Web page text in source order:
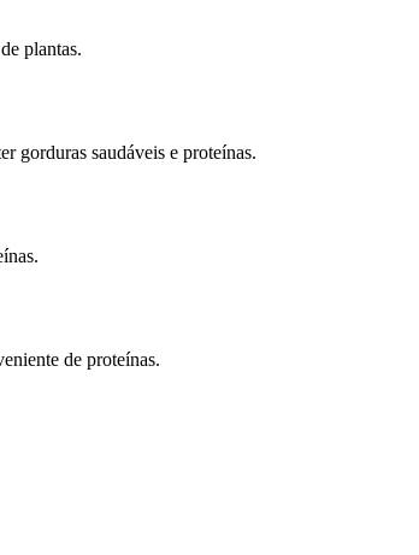
plantas.
gorduras saudáveis e proteínas.
de proteínas.